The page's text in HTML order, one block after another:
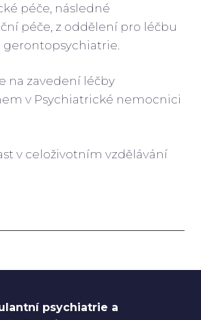
péče, následné
péče, z oddělení pro léčbu
gerontopsychiatrie.
na zavedení léčby
v Psychiatrické nemocnici
v celoživotním vzdělávání
psychiatrie a